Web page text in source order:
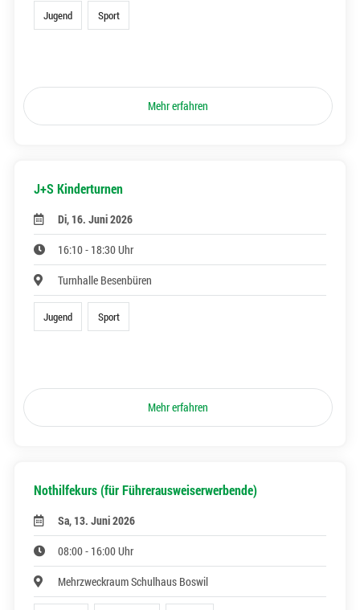
Jugend Sport
Mehr erfahren
J+S Kinderturnen
Di, 16. Juni 2026
16:10 - 18:30 Uhr
Turnhalle Besenbüren
Jugend Sport
Mehr erfahren
Nothilfekurs (für Führerausweiserwerbende)
Sa, 13. Juni 2026
08:00 - 16:00 Uhr
Mehrzweckraum Schulhaus Boswil